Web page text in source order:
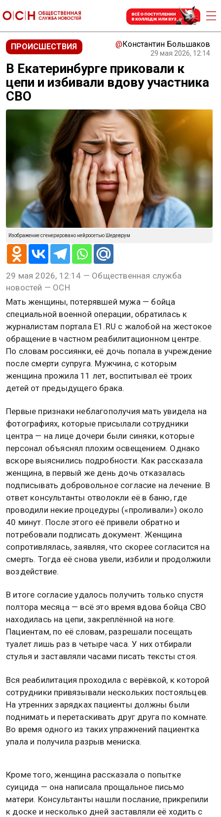
ПРОИСШЕСТВИЯ @Константин Большаков
29 мая 2026, 12:14
В Екатеринбурге приковали к
цепи и избивали вдову участника
СВО
Изображение сгенерировано нейросетью Шедеврум
29 мая 2026, 12:14 — Общественная служба
новостей — ОСН
Мать женщины, потерявшей мужа — бойца
специальной военной операции, обратилась к
журналистам портала E1.RU с жалобой на жестокое
обращение в частном реабилитационном центре.
По словам россиянки, её дочь попала в учреждение
после смерти супруга. Мужчина, с которым
женщина прожила 11 лет, воспитывал её троих
детей от предыдущего брака.
Первые признаки неблагополучия мать увидела на
фотографиях, которые присылали сотрудники
центра — на лице дочери были синяки, которые
персонал объяснял плохим освещением. Однако
вскоре выяснились подробности. Как рассказала
женщина, в первый же день дочь отказалась
подписывать добровольное согласие на лечение. В
ответ консультанты отволокли её в баню, где
проводили некие процедуры («проливали») около
40 минут. После этого её привели обратно и
потребовали подписать документ. Женщина
сопротивлялась, заявляя, что скорее согласится на
смерть. Тогда её снова увели, избили и продолжили
воздействие.
В итоге согласие удалось получить только спустя
полтора месяца — всё это время вдова бойца СВО
находилась на цепи, закреплённой на ноге.
Пациентам, по её словам, разрешали посещать
туалет лишь раз в четыре часа. У них отбирали
стулья и заставляли часами писать тексты стоя.
Вся реабилитация проходила с верёвкой, к которой
сотрудники привязывали нескольких постояльцев.
На утренних зарядках пациенты должны были
поднимать и перетаскивать друг друга по комнате.
Во время одного из таких упражнений пациентка
упала и получила разрыв мениска.
Кроме того, женщина рассказала о попытке
суицида — она написала прощальное письмо
матери. Консультанты нашли послание, прикрепили
к доске и несколько дней заставляли её ходить с